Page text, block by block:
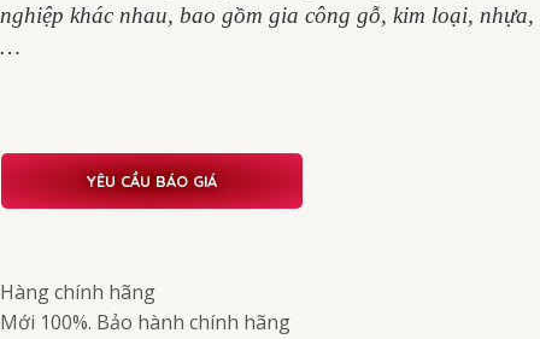
nghiệp khác nhau, bao gồm gia công gỗ, kim loại, nhựa,
…
YÊU CẦU BÁO GIÁ
Hàng chính hãng
Mới 100%. Bảo hành chính hãng